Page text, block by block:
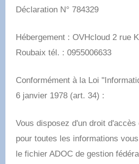
Déclaration N° 784329
Hébergement : OVHcloud 2 rue
Roubaix tél. : 0955006633
Conformément à la Loi
6 janvier 1978 (art. 34) :
Vous disposez d'un droit
pour toutes les informations
le fichier ADOC de gestion